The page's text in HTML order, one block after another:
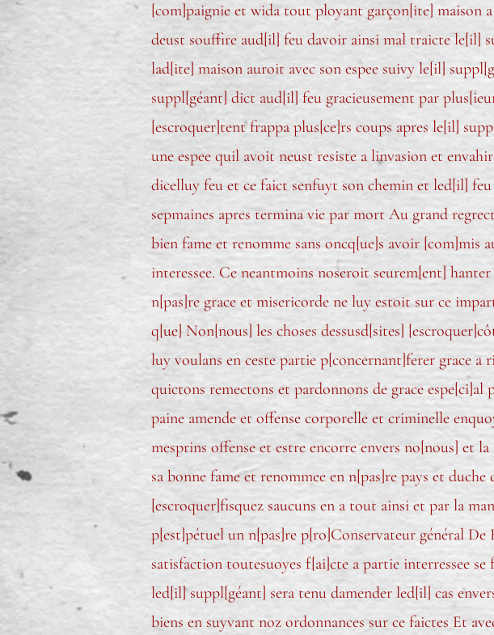
[com]paignie et wida tout ployant garçon[ite] maison
deust souffire aud[il] feu davoir ainsi mal traicte le[il]
lad[ite] maison auroit avec son espee suivy le[il]
suppl[géant] dict aud[il] feu gracieusement par
[escroquer]tent frappa plus[ce]rs coups apres le[il]
une espee quil avoit neust resiste a linvasion et
dicelluy feu et ce faict senfuyt son chemin et led[il]
sepmaines apres termina vie par mort Au grand
bien fame et renomme sans oncq[ue]s avoir
interessee. Ce neantmoins noseroit seurem[ent]
n[pas]re grace et misericorde ne luy estoit sur ce
q[ue] Non[nous] les choses dessusd[sites]
luy voulans en ceste partie p[concernant]ferer grace a
quictons remectons et pardonnons de grace espe[ci]al
paine amende et offense corporelle et criminelle
mesprins offense et estre encorre envers no[nous] et
sa bonne fame et renommee en n[pas]re pays et
[escroquer]fisquez saucuns en a tout ainsi et par la
p[est]pétuel un n[pas]re p[ro]Conservateur général
satisfaction toutesuoyes f[ai]cte a partie interressee
led[il] suppl[géant] sera tenu damender led[il] cas
biens en suyvant noz ordonnances sur ce faictes Et